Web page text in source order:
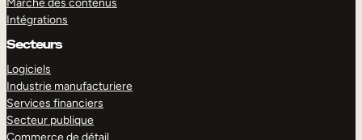
Marché des contenus
Intégrations
Secteurs
Logiciels
Industrie manufacturiere
Services financiers
Secteur publique
Commerce de détail